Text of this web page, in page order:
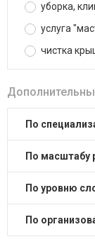
уборка,
услуга
чистка
по
по масштабу
по уровню
по